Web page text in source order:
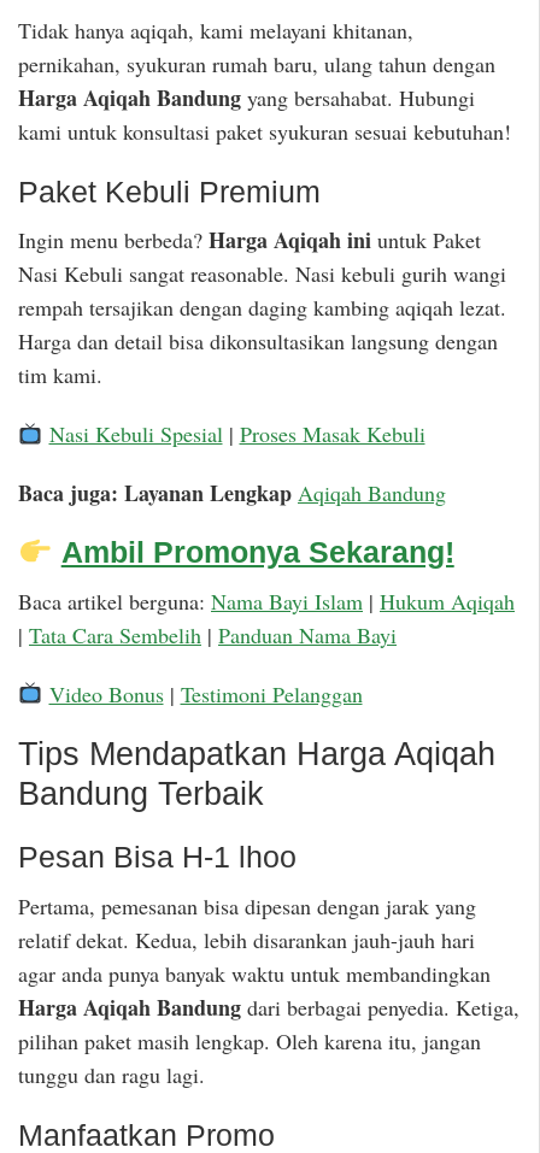
Tidak hanya aqiqah, kami melayani khitanan,
pernikahan, syukuran rumah baru, ulang tahun dengan
Harga Aqiqah Bandung yang bersahabat. Hubungi
kami untuk konsultasi paket syukuran sesuai kebutuhan!
Paket Kebuli Premium
Ingin menu berbeda? Harga Aqiqah ini untuk Paket
Nasi Kebuli sangat reasonable. Nasi kebuli gurih wangi
rempah tersajikan dengan daging kambing aqiqah lezat.
Harga dan detail bisa dikonsultasikan langsung dengan
tim kami.
Nasi Kebuli Spesial| Proses Masak Kebuli
Baca juga: Layanan Lengkap Aqiqah Bandung
Ambil Promonya Sekarang!
Baca artikel berguna: Nama Bayi Islam | Hukum Aqiqah
| Tata Cara Sembelih | Panduan Nama Bayi
Video Bonus| Testimoni Pelanggan
Tips Mendapatkan Harga Aqiqah
Bandung Terbaik
Pesan Bisa H-1 lhoo
Pertama, pemesanan bisa dipesan dengan jarak yang
relatif dekat. Kedua, lebih disarankan jauh-jauh hari
agar anda punya banyak waktu untuk membandingkan
Harga Aqiqah Bandung dari berbagai penyedia. Ketiga,
pilihan paket masih lengkap. Oleh karena itu, jangan
tunggu dan ragu lagi.
Manfaatkan Promo